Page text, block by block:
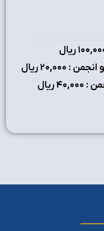
ریال
ریال